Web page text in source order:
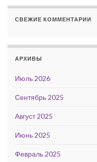
СВЕЖИЕ КОММЕНТАРИИ
АРХИВЫ
Июль 2026
Сентябрь 2025
Август 2025
Июнь 2025
Февраль 2025